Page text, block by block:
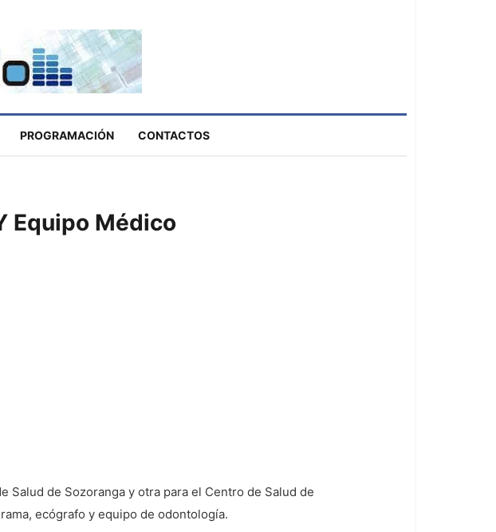
PROGRAMACIÓN CONTACTOS
Equipo Médico
Salud de Sozoranga y otra para el Centro de Salud de
ecógrafo y equipo de odontología.